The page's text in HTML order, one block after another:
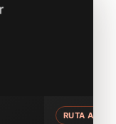
RUTA